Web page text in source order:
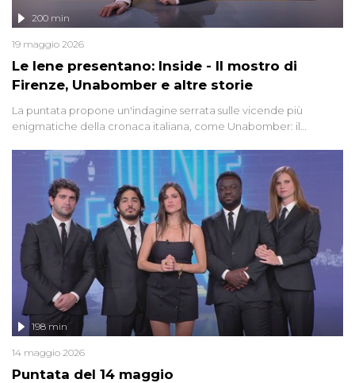
Le Iene presentano: Inside - Il mostro di
Firenze, Unabomber e altre storie
200 min
19 maggio 2026
La puntata propone un'indagine serrata sulle vicende più
enigmatiche della cronaca italiana, come Unabomber: il
'90 e il 2000 che, inquietantemente, potrebbe essere ancora in
libertà. Lo speciale affronta inoltre le zone d'ombra sul Mostro di
Firenze, le cui responsabilità appaiono ancora oggi avvolte in un
groviglio di dubbi mai chiariti. Nel corso dello speciale anche
l'intervista inedita a Olindo Romano, realizzata ne...
Puntata del 14 maggio
198 min
14 maggio 2026